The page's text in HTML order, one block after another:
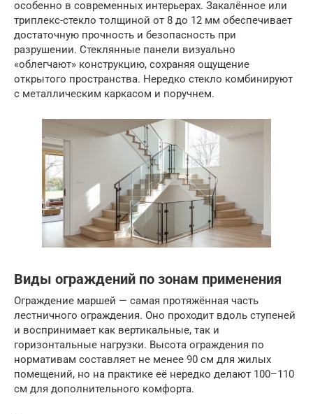
особенно в современных интерьерах. Закалённое или
триплекс-стекло толщиной от 8 до 12 мм обеспечивает
достаточную прочность и безопасность при
разрушении. Стеклянные панели визуально
«облегчают» конструкцию, сохраняя ощущение
открытого пространства. Нередко стекло комбинируют
с металлическим каркасом и поручнем.
Виды ограждений по зонам применения
Ограждение маршей — самая протяжённая часть
лестничного ограждения. Оно проходит вдоль ступеней
и воспринимает как вертикальные, так и
горизонтальные нагрузки. Высота ограждения по
нормативам составляет не менее 90 см для жилых
помещений, но на практике её нередко делают 100–110
см для дополнительного комфорта.